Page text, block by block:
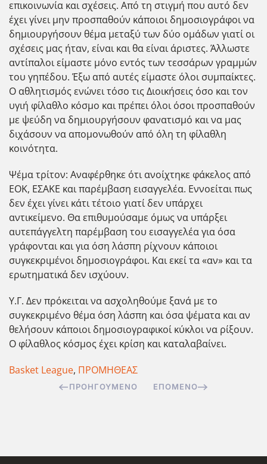
επικοινωνία και σχέσεις. Από τη στιγμή που αυτό δεν
έχει γίνει μην προσπαθούν κάποιοι δημοσιογράφοι να
δημιουργήσουν θέμα μεταξύ των δύο ομάδων γιατί οι
σχέσεις μας ήταν, είναι και θα είναι άριστες. Άλλωστε
αντίπαλοι είμαστε μόνο εντός των τεσσάρων γραμμών
του γηπέδου. Έξω από αυτές είμαστε όλοι συμπαίκτες.
Ο αθλητισμός ενώνει τόσο τις Διοικήσεις όσο και τον
υγιή φίλαθλο κόσμο και πρέπει όλοι όσοι προσπαθούν
με ψεύδη να δημιουργήσουν φανατισμό και να μας
διχάσουν να απομονωθούν από όλη τη φίλαθλη
κοινότητα.
Ψέμα τρίτον: Αναφέρθηκε ότι ανοίχτηκε φάκελος από
ΕΟΚ, ΕΣΑΚΕ και παρέμβαση εισαγγελέα. Εννοείται πως
δεν έχει γίνει κάτι τέτοιο γιατί δεν υπάρχει
αντικείμενο. Θα επιθυμούσαμε όμως να υπάρξει
αυτεπάγγελτη παρέμβαση του εισαγγελέα για όσα
γράφονται και για όση λάσπη ρίχνουν κάποιοι
συγκεκριμένοι δημοσιογράφοι. Και εκεί τα «αν» και τα
ερωτηματικά δεν ισχύουν.
Υ.Γ. Δεν πρόκειται να ασχοληθούμε ξανά με το
συγκεκριμένο θέμα όση λάσπη και όσα ψέματα και αν
θελήσουν κάποιοι δημοσιογραφικοί κύκλοι να ρίξουν.
Ο φίλαθλος κόσμος έχει κρίση και καταλαβαίνει.
Basket League, ΠΡΟΜΗΘΕΑΣ
ΠΡΟΗΓΟΎΜΕΝΟ ΕΠΌΜΕΝΟ